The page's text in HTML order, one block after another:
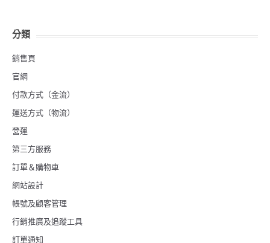
分類
銷售頁
官網
付款方式（金流）
運送方式（物流）
營運
第三方服務
訂單＆購物車
網站設計
帳號及顧客管理
行銷推廣及追蹤工具
訂單通知